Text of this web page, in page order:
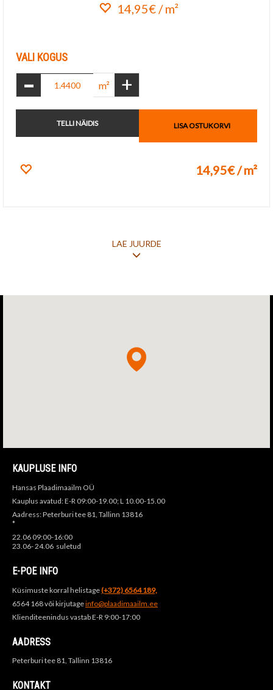
14,95€ / m²
VALI KOGUS
- m² +
TELLI NÄIDIS LISA OSTUKORVI
14,95€ / m²
LAE JUURDE
KAUPLUSE INFO
Hansas Plaadimaailm OÜ
Kauplus avatud: E-R 09:00-19.00; L 10.00-15.00
Aadress: Peterburi tee 81, Tallinn 13816
*
22.06 09:00-16:00
23.06- 24.06 suletud
E-POE INFO
Küsimuste korral helistage(+372) 6564 189,
6564 168 või kirjutageinfo@plaadimaailm.ee
Klienditeenindus vastab E-R 9:00-17:00
AADRESS
Peterburi tee 81, Tallinn 13816
KONTAKT